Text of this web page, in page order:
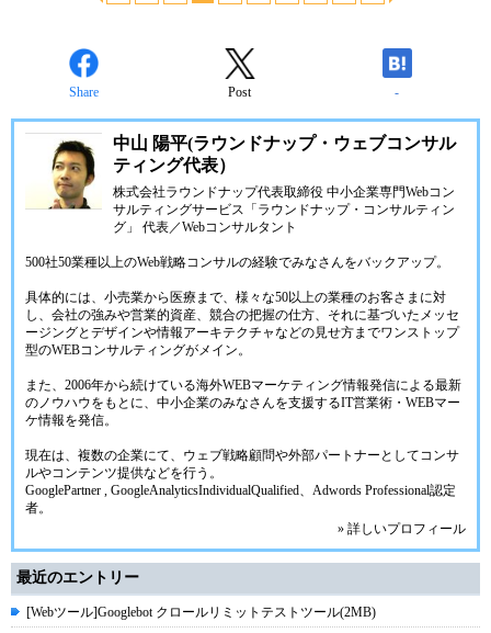
Share Post -
中山 陽平(ラウンドナップ・ウェブコンサル
ティング代表）
株式会社ラウンドナップ代表取締役 中小企業専門Webコン
サルティングサービス「ラウンドナップ・コンサルティン
グ」 代表／Webコンサルタント
500社50業種以上のWeb戦略コンサルの経験でみなさんをバックアップ。
具体的には、小売業から医療まで、様々な50以上の業種のお客さまに対
し、会社の強みや営業的資産、競合の把握の仕方、それに基づいたメッセ
ージングとデザインや情報アーキテクチャなどの見せ方までワンストップ
型のWEBコンサルティングがメイン。
また、2006年から続けている海外WEBマーケティング情報発信による最新
のノウハウをもとに、中小企業のみなさんを支援するIT営業術・WEBマー
ケ情報を発信。
現在は、複数の企業にて、ウェブ戦略顧問や外部パートナーとしてコンサ
ルやコンテンツ提供などを行う。
GooglePartner , GoogleAnalyticsIndividualQualified、Adwords Professional認定
者。
» 詳しいプロフィール
最近のエントリー
[Webツール]Googlebot クロールリミットテストツール(2MB)